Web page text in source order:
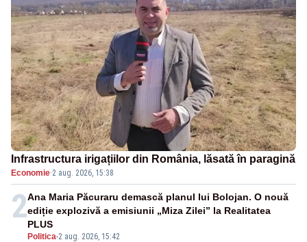
Infrastructura irigațiilor din România, lăsată în paragină
Economie·2 aug. 2026, 15:38
2
Politica-2 aug. 2026, 15:42
Ana Maria Păcuraru demască planul lui Bolojan. O nouă
ediție explozivă a emisiunii „Miza Zilei” la Realitatea
PLUS